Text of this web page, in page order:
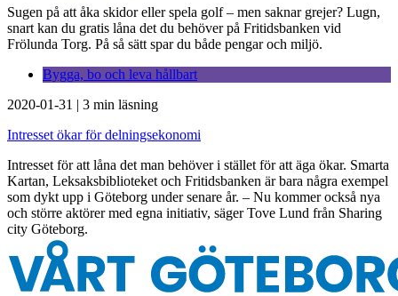
Sugen på att åka skidor eller spela golf – men saknar grejer? Lugn,
snart kan du gratis låna det du behöver på Fritidsbanken vid
Frölunda Torg. På så sätt spar du både pengar och miljö.
Bygga, bo och leva hållbart
2020-01-31 | 3 min läsning
Intresset ökar för delningsekonomi
Intresset för att låna det man behöver i stället för att äga ökar. Smarta
Kartan, Leksaksbiblioteket och Fritidsbanken är bara några exempel
som dykt upp i Göteborg under senare år. – Nu kommer också nya
och större aktörer med egna initiativ, säger Tove Lund från Sharing
city Göteborg.